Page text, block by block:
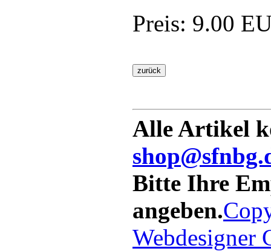
Preis: 9.00
Alle Artikel
Bitte Ihre
angeben.
Webdesigner